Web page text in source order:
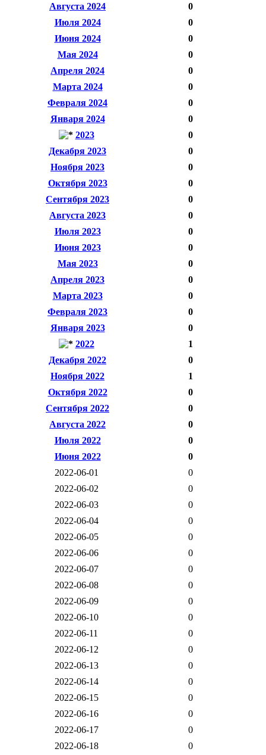
Августа 2024
0
Июля 2024
0
Июня 2024
0
Мая 2024
0
Апреля 2024
0
Марта 2024
0
Февраля 2024
0
Января 2024
0
2023
0
Декабря 2023
0
Ноября 2023
0
Октября 2023
0
Сентября 2023
0
Августа 2023
0
Июля 2023
0
Июня 2023
0
Мая 2023
0
Апреля 2023
0
Марта 2023
0
Февраля 2023
0
Января 2023
0
2022
1
Декабря 2022
0
Ноября 2022
1
Октября 2022
0
Сентября 2022
0
Августа 2022
0
Июля 2022
0
Июня 2022
0
2022-06-01
0
2022-06-02
0
2022-06-03
0
2022-06-04
0
2022-06-05
0
2022-06-06
0
2022-06-07
0
2022-06-08
0
2022-06-09
0
2022-06-10
0
2022-06-11
0
2022-06-12
0
2022-06-13
0
2022-06-14
0
2022-06-15
0
2022-06-16
0
2022-06-17
0
2022-06-18
0